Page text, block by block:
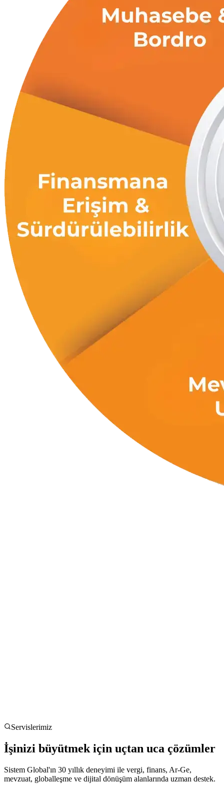
Servislerimiz
İşinizi büyütmek için uçtan uca çözümler
Sistem Global'ın 30 yıllık deneyimi ile vergi, finans, Ar-Ge,
mevzuat, globalleşme ve dijital dönüşüm alanlarında uzman destek.